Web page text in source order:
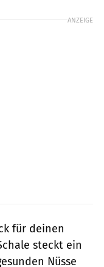
ANZEIGE
für deinen
steckt ein
Nüsse